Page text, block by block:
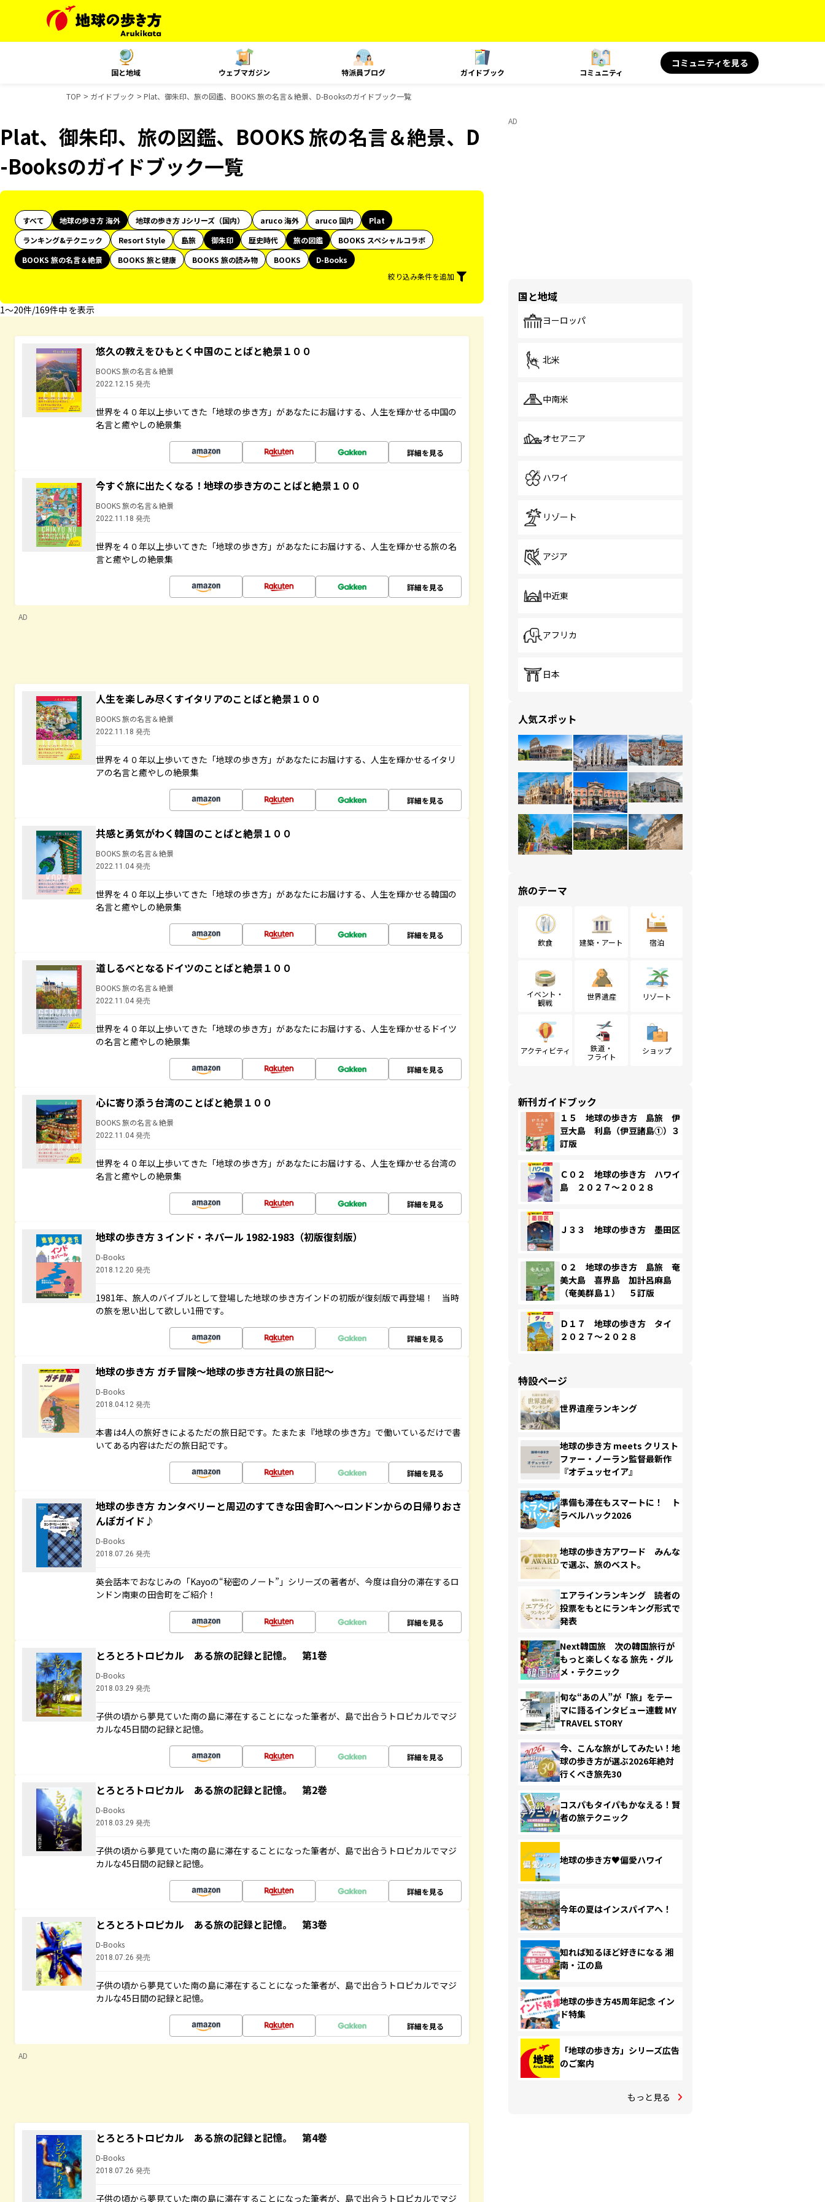
国と地域 ウェブマガジン 特派員ブログ ガイドブック コミュニティ
コミュニティを見る
TOP ガイドブック Plat、御朱印、旅の図鑑、BOOKS 旅の名言＆絶景、D-Booksのガイドブック一覧
Plat、御朱印、旅の図鑑、BOOKS 旅の名言＆絶景、D
-Booksのガイドブック一覧
すべて 地球の歩き方 海外 地球の歩き方 Jシリーズ（国内） aruco 海外 aruco 国内
Plat
ランキング&テクニック
Resort Style 島旅 御朱印 歴史時代 旅の図鑑
BOOKS スペシャルコラボ
BOOKS 旅の名言＆絶景
BOOKS 旅と健康 BOOKS 旅の読み物 BOOKS
D-Books
絞り込み条件を追加
1〜20件/169件中 を表示
悠久の教えをひもとく中国のことばと絶景１００
BOOKS 旅の名言＆絶景
2022.12.15 発売
世界を４０年以上歩いてきた「地球の歩き方」があなたにお届けする、人生を輝かせる中国の
名言と癒やしの絶景集
詳細を見る
今すぐ旅に出たくなる！地球の歩き方のことばと絶景１００
BOOKS 旅の名言＆絶景
2022.11.18 発売
世界を４０年以上歩いてきた「地球の歩き方」があなたにお届けする、人生を輝かせる旅の名
言と癒やしの絶景集
詳細を見る
AD
人生を楽しみ尽くすイタリアのことばと絶景１００
BOOKS 旅の名言＆絶景
2022.11.18 発売
世界を４０年以上歩いてきた「地球の歩き方」があなたにお届けする、人生を輝かせるイタリ
アの名言と癒やしの絶景集
詳細を見る
共感と勇気がわく韓国のことばと絶景１００
BOOKS 旅の名言＆絶景
2022.11.04 発売
世界を４０年以上歩いてきた「地球の歩き方」があなたにお届けする、人生を輝かせる韓国の
名言と癒やしの絶景集
詳細を見る
道しるべとなるドイツのことばと絶景１００
BOOKS 旅の名言＆絶景
2022.11.04 発売
世界を４０年以上歩いてきた「地球の歩き方」があなたにお届けする、人生を輝かせるドイツ
の名言と癒やしの絶景集
詳細を見る
心に寄り添う台湾のことばと絶景１００
BOOKS 旅の名言＆絶景
2022.11.04 発売
世界を４０年以上歩いてきた「地球の歩き方」があなたにお届けする、人生を輝かせる台湾の
名言と癒やしの絶景集
詳細を見る
地球の歩き方 3 インド・ネパール 1982-1983（初版復刻版）
D-Books
2018.12.20 発売
1981年、旅人のバイブルとして登場した地球の歩き方インドの初版が復刻版で再登場！ 当時
の旅を思い出して欲しい1冊です。
詳細を見る
地球の歩き方 ガチ冒険～地球の歩き方社員の旅日記～
D-Books
2018.04.12 発売
本書は4人の旅好きによるただの旅日記です。たまたま『地球の歩き方』で働いているだけで書
いてある内容はただの旅日記です。
詳細を見る
地球の歩き方 カンタベリーと周辺のすてきな田舎町へ～ロンドンからの日帰りおさ
んぽガイド♪
D-Books
2018.07.26 発売
英会話本でおなじみの「Kayoの“秘密のノート”」シリーズの著者が、今度は自分の滞在するロ
ンドン南東の田舎町をご紹介！
詳細を見る
とろとろトロピカル ある旅の記録と記憶。 第1巻
D-Books
2018.03.29 発売
子供の頃から夢見ていた南の島に滞在することになった筆者が、島で出合うトロピカルでマジ
カルな45日間の記録と記憶。
詳細を見る
とろとろトロピカル ある旅の記録と記憶。 第2巻
D-Books
2018.03.29 発売
子供の頃から夢見ていた南の島に滞在することになった筆者が、島で出合うトロピカルでマジ
カルな45日間の記録と記憶。
詳細を見る
とろとろトロピカル ある旅の記録と記憶。 第3巻
D-Books
2018.07.26 発売
子供の頃から夢見ていた南の島に滞在することになった筆者が、島で出合うトロピカルでマジ
カルな45日間の記録と記憶。
詳細を見る
AD
とろとろトロピカル ある旅の記録と記憶。 第4巻
D-Books
2018.07.26 発売
子供の頃から夢見ていた南の島に滞在することになった筆者が、島で出合うトロピカルでマジ
AD
国と地域
ヨーロッパ
北米
中南米
オセアニア
ハワイ
リゾート
アジア
中近東
アフリカ
日本
人気スポット
旅のテーマ
飲食 建築・アート 宿泊
イベント・
観戦
世界遺産 リゾート
アクティビティ
鉄道・
フライト
ショップ
新刊ガイドブック
１５ 地球の歩き方 島旅 伊
豆大島 利島（伊豆諸島①）３
訂版
Ｃ０２ 地球の歩き方 ハワイ
島 ２０２７～２０２８
Ｊ３３ 地球の歩き方 墨田区
０２ 地球の歩き方 島旅 奄
美大島 喜界島 加計呂麻島
（奄美群島１） ５訂版
Ｄ１７ 地球の歩き方 タイ
２０２７～２０２８
特設ページ
世界遺産ランキング
地球の歩き方 meets クリスト
ファー・ノーラン監督最新作
『オデュッセイア』
準備も滞在もスマートに！ ト
ラベルハック2026
地球の歩き方アワード みんな
で選ぶ、旅のベスト。
エアラインランキング 読者の
投票をもとにランキング形式で
発表
Next韓国旅 次の韓国旅行が
もっと楽しくなる 旅先・グル
メ・テクニック
旬な“あの人”が「旅」をテー
マに語るインタビュー連載 MY
TRAVEL STORY
今、こんな旅がしてみたい！地
球の歩き方が選ぶ2026年絶対
行くべき旅先30
コスパもタイパもかなえる！賢
者の旅テクニック
地球の歩き方♥偏愛ハワイ
今年の夏はインスパイアへ！
知れば知るほど好きになる 湘
南・江の島
地球の歩き方45周年記念 イン
ド特集
「地球の歩き方」シリーズ広告
のご案内
もっと見る